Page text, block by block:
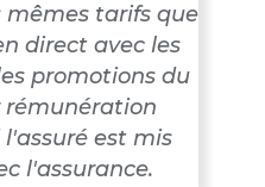
tarifs que
direct avec les
promotions du
est mis
l'assurance.